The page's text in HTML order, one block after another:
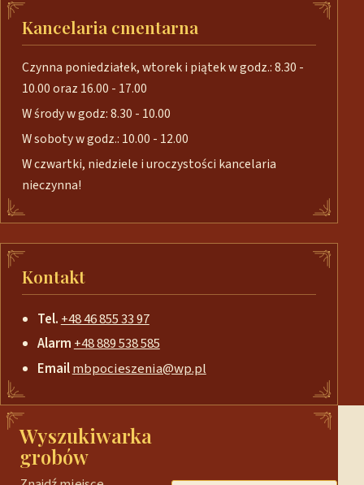
Kancelaria cmentarna
Czynna poniedziałek, wtorek i piątek w godz.: 8.30 -
10.00 oraz 16.00 - 17.00
W środy w godz: 8.30 - 10.00
W soboty w godz.: 10.00 - 12.00
W czwartki, niedziele i uroczystości kancelaria
nieczynna!
Kontakt
Tel. +48 46 855 33 97
Alarm+48 889 538 585
Emailmbpocieszenia@wp.pl
Wyszukiwarka
grobów